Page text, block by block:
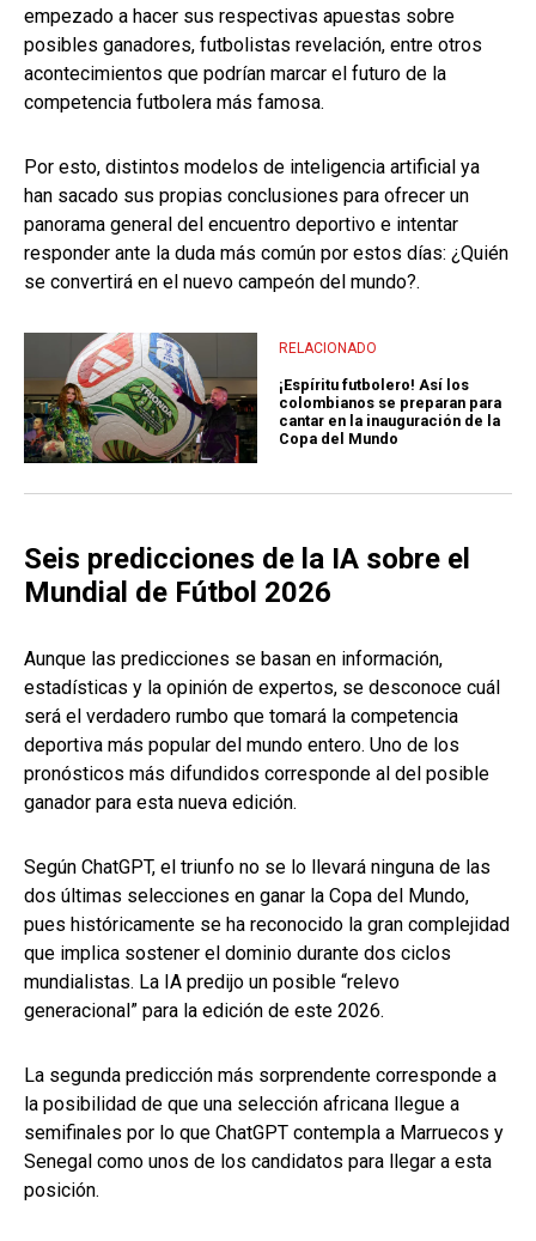
empezado a hacer sus respectivas apuestas sobre
posibles ganadores, futbolistas revelación, entre otros
acontecimientos que podrían marcar el futuro de la
competencia futbolera más famosa.
Por esto, distintos modelos de inteligencia artificial ya
han sacado sus propias conclusiones para ofrecer un
panorama general del encuentro deportivo e intentar
responder ante la duda más común por estos días: ¿Quién
se convertirá en el nuevo campeón del mundo?.
RELACIONADO
¡Espíritu futbolero! Así los
colombianos se preparan para
cantar en la inauguración de la
Copa del Mundo
Seis predicciones de la IA sobre el
Mundial de Fútbol 2026
Aunque las predicciones se basan en información,
estadísticas y la opinión de expertos, se desconoce cuál
será el verdadero rumbo que tomará la competencia
deportiva más popular del mundo entero. Uno de los
pronósticos más difundidos corresponde al del posible
ganador para esta nueva edición.
Según ChatGPT, el triunfo no se lo llevará ninguna de las
dos últimas selecciones en ganar la Copa del Mundo,
pues históricamente se ha reconocido la gran complejidad
que implica sostener el dominio durante dos ciclos
mundialistas. La IA predijo un posible “relevo
generacional” para la edición de este 2026.
La segunda predicción más sorprendente corresponde a
la posibilidad de que una selección africana llegue a
semifinales por lo que ChatGPT contempla a Marruecos y
Senegal como unos de los candidatos para llegar a esta
posición.